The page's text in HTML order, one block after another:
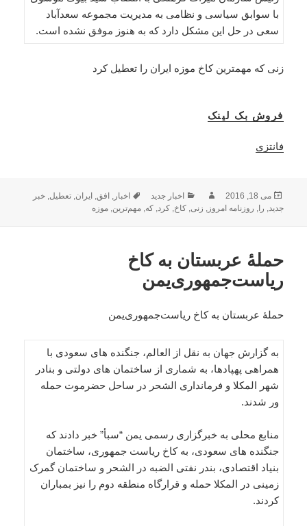
با سوابق سیاسی و نظامی به مدیریت مجموعه سعدآباد
سعی در حل این مشکل دارد که به هنوز موفق نشده است.
زنی که مهمترین کاخ موزه ایران را تعطیل کرد
فروش بک لینک
فانتزی
ارسال
شده
می 18, 2016 نویسندهدسته‌ها
اخبار جدید برچسب‌ها
اخبار, افق, ایران,تعطیل,خبر
جدید, را, روزنامه امروز, زنی,کاخ,کرد,که,مهم‌ترین,موزه
حملۀ عربستان به کاخ
ریاست‌جمهوری‌یمن
حملۀ عربستان به کاخ ریاست‌جمهوری‌یمن
به گزارش جهان به نقل از العالم، جنگنده های سعودی با
همراهی پهپادها، به شماری از ساختمان های دولتی و بنادر
شهر المکلا و فرمانداری الشحر در ساحل حضرموت حمله
ور شدند.
منابع محلی به خبرگزاری رسمی یمن “سبأ” خبر دادند که
جنگنده های سعودی، به کاخ ریاست جمهوری، ساختمان
بنیاد اقتصادی، بندر نفتی الضبه در الشحر و ساختمان گمرک
زمینی در المکلا حمله و قرارگاه منطقه دوم را نیز بمباران
کردند.